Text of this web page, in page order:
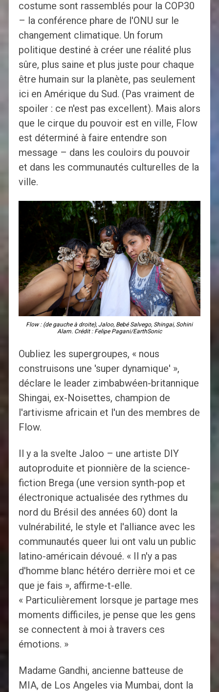
costume sont rassemblés pour la COP30
– la conférence phare de l'ONU sur le
changement climatique. Un forum
politique destiné à créer une réalité plus
sûre, plus saine et plus juste pour chaque
être humain sur la planète, pas seulement
ici en Amérique du Sud. (Pas vraiment de
spoiler : ce n'est pas excellent). Mais alors
que le cirque du pouvoir est en ville, Flow
est déterminé à faire entendre son
message – dans les couloirs du pouvoir
et dans les communautés culturelles de la
ville.
Flow : (de gauche à droite), Jaloo, Bebé Salvego, Shingai, Sohini
Alam. Crédit : Felipe Pagani/EarthSonic
Oubliez les supergroupes, « nous
construisons une 'super dynamique' »,
déclare le leader zimbabwéen-britannique
Shingai, ex-Noisettes, champion de
l'artivisme africain et l'un des membres de
Flow.
Il y a la svelte Jaloo – une artiste DIY
autoproduite et pionnière de la science-
fiction Brega (une version synth-pop et
électronique actualisée des rythmes du
nord du Brésil des années 60) dont la
vulnérabilité, le style et l'alliance avec les
communautés queer lui ont valu un public
latino-américain dévoué. « Il n'y a pas
d'homme blanc hétéro derrière moi et ce
que je fais », affirme-t-elle.
« Particulièrement lorsque je partage mes
moments difficiles, je pense que les gens
se connectent à moi à travers ces
émotions. »
Madame Gandhi, ancienne batteuse de
MIA, de Los Angeles via Mumbai, dont la